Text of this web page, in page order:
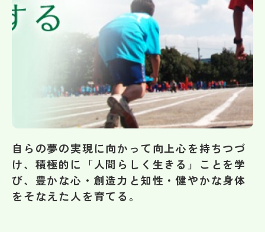
学校からのお知らせ
学校HP最新情報
NettyLandかわら版
その他
お問い合わせ
自らの夢の実現に向かって向上心を持ちつづ
け、積極的に「人間らしく生きる」ことを学
び、豊かな心・創造力と知性・健やかな身体
をそなえた人を育てる。